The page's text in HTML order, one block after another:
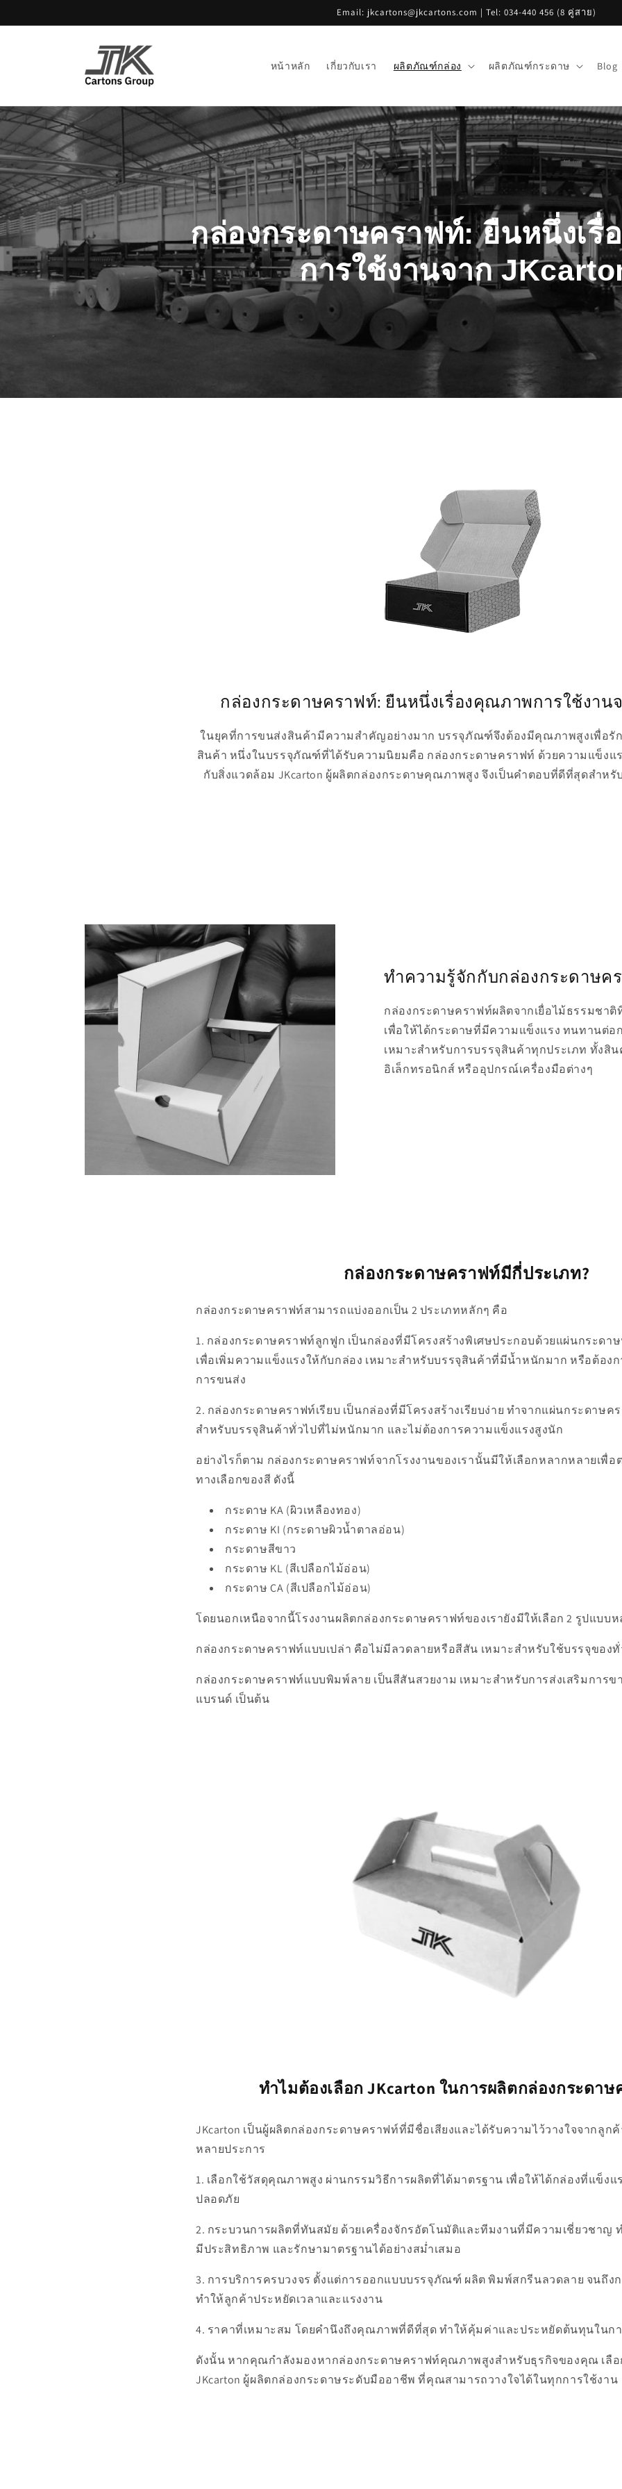
Email: jkcartons@jkcartons.com | Tel: 034-440 456 (8 คู่สาย)
หน้าหลัก เกี่ยวกับเรา ผลิตภัณฑ์กล่อง ผลิตภัณฑ์กระดาษ Blog
กล่องกระดาษคราฟท์: ยืนหนึ่งเ
การใช้งานจาก
กล่องกระดาษคราฟท์: ยืนหนึ่งเรื่องคุณภาพการใช้งานจ
ในยุคที่การขนส่งสินค้ามีความสำคัญอย่างมาก บรรจุภัณฑ์จึงต้องมีคุณภาพสูงเพื่อรั
สินค้า หนึ่งในบรรจุภัณฑ์ที่ได้รับความนิยมคือ กล่องกระดาษคราฟท์ ด้วยความแข็งแ
กับสิ่งแวดล้อม JKcarton ผู้ผลิตกล่องกระดาษคุณภาพสูง จึงเป็นคำตอบที่ดีที่สุดสำหรั
ทำความรู้จักกับกล่องกระดาษค
กล่องกระดาษคราฟท์ผลิตจากเยื่อไม้ธรรมชา
เพื่อให้ได้กระดาษที่มีความแข็งแรง ทนทานต่อ
เหมาะสำหรับการบรรจุสินค้าทุกประเภท ทั้งสิ
อิเล็กทรอนิกส์ หรืออุปกรณ์เครื่องมือต่างๆ
กล่องกระดาษคราฟท์มีกี่ประเภท?
กล่องกระดาษคราฟท์สามารถแบ่งออกเป็น 2 ประเภทหลักๆ คือ
1. กล่องกระดาษคราฟท์ลูกฟูก เป็นกล่องที่มีโครงสร้างพิเศษประกอบด้วยแผ่นกระด
เพื่อเพิ่มความแข็งแรงให้กับกล่อง เหมาะสำหรับบรรจุสินค้าที่มีน้ำหนักมาก หรือต้อง
การขนส่ง
2. กล่องกระดาษคราฟท์เรียบ เป็นกล่องที่มีโครงสร้างเรียบง่าย ทำจากแผ่นกระดาษค
สำหรับบรรจุสินค้าทั่วไปที่ไม่หนักมาก และไม่ต้องการความแข็งแรงสูงนัก
อย่างไรก็ตาม กล่องกระดาษคราฟท์จากโรงงานของเรานั้นมีให้เลือกหลากหลายเพื่อ
ทางเลือกของสี ดังนี้
กระดาษ KA (ผิวเหลืองทอง)
กระดาษ KI (กระดาษผิวน้ำตาลอ่อน)
กระดาษสีขาว
กระดาษ KL (สีเปลือกไม้อ่อน)
กระดาษ CA (สีเปลือกไม้อ่อน)
โดยนอกเหนือจากนี้โรงงานผลิตกล่องกระดาษคราฟท์ของเรายังมีให้เลือก 2 รูปแบบ
กล่องกระดาษคราฟท์แบบเปล่า คือไม่มีลวดลายหรือสีสัน เหมาะสำหรับใช้บรรจุของทั่
กล่องกระดาษคราฟท์แบบพิมพ์ลาย เป็นสีสันสวยงาม เหมาะสำหรับการส่งเสริมการ
แบรนด์ เป็นต้น
ทำไมต้องเลือก JKcarton ในการผลิตกล่องกระดาษ
JKcarton เป็นผู้ผลิตกล่องกระดาษคราฟท์ที่มีชื่อเสียงและได้รับความไว้วางใจจากลูก
หลายประการ
1. เลือกใช้วัสดุคุณภาพสูง ผ่านกรรมวิธีการผลิตที่ได้มาตรฐาน เพื่อให้ได้กล่องที่แข็งแ
ปลอดภัย
2. กระบวนการผลิตที่ทันสมัย ด้วยเครื่องจักรอัตโนมัติและทีมงานที่มีความเชี่ยวชาญ
มีประสิทธิภาพ และรักษามาตรฐานได้อย่างสม่ำเสมอ
3. การบริการครบวงจร ตั้งแต่การออกแบบบรรจุภัณฑ์ ผลิต พิมพ์สกรีนลวดลาย จนถึง
ทำให้ลูกค้าประหยัดเวลาและแรงงาน
4. ราคาที่เหมาะสม โดยคำนึงถึงคุณภาพที่ดีที่สุด ทำให้คุ้มค่าและประหยัดต้นทุนในกา
ดังนั้น หากคุณกำลังมองหากล่องกระดาษคราฟท์คุณภาพสูงสำหรับธุรกิจของคุณ เลือ
JKcarton ผู้ผลิตกล่องกระดาษระดับมืออาชีพ ที่คุณสามารถวางใจได้ในทุกการใช้งาน